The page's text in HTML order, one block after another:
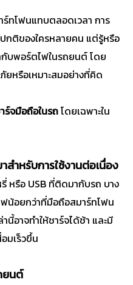
ทโฟนแทบตลอดเวลา การ
กติของใครหลายคน แต่รู้หรือ
กับพอร์ตไฟในรถยนต์ โดย
ยหรือเหมาะสมอย่างที่คิด
ร์จมือถือในรถโดยเฉพาะใน
สำหรับการใช้งานต่อเนื่อง
หรือ USB ที่ติดมากับรถ บาง
ฟน้อยกว่าที่มือถือสมาร์ทโฟน
นี้อาจทำให้ชาร์จได้ช้า และมี
มเร็วขึ้น
ยนต์